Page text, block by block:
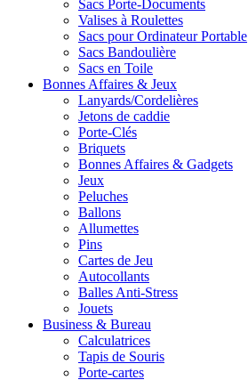
Sacs Porte-Documents
Valises à Roulettes
Sacs pour Ordinateur Portable
Sacs Bandoulière
Sacs en Toile
Bonnes Affaires & Jeux
Lanyards/Cordelières
Jetons de caddie
Porte-Clés
Briquets
Bonnes Affaires & Gadgets
Jeux
Peluches
Ballons
Allumettes
Pins
Cartes de Jeu
Autocollants
Balles Anti-Stress
Jouets
Business & Bureau
Calculatrices
Tapis de Souris
Porte-cartes